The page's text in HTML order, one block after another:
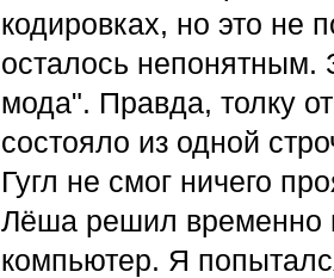
кодировках, но это не
осталось непонятным.
мода". Правда, толку
состояло из одной
Гугл не смог ничего
Лёша решил временно
компьютер. Я